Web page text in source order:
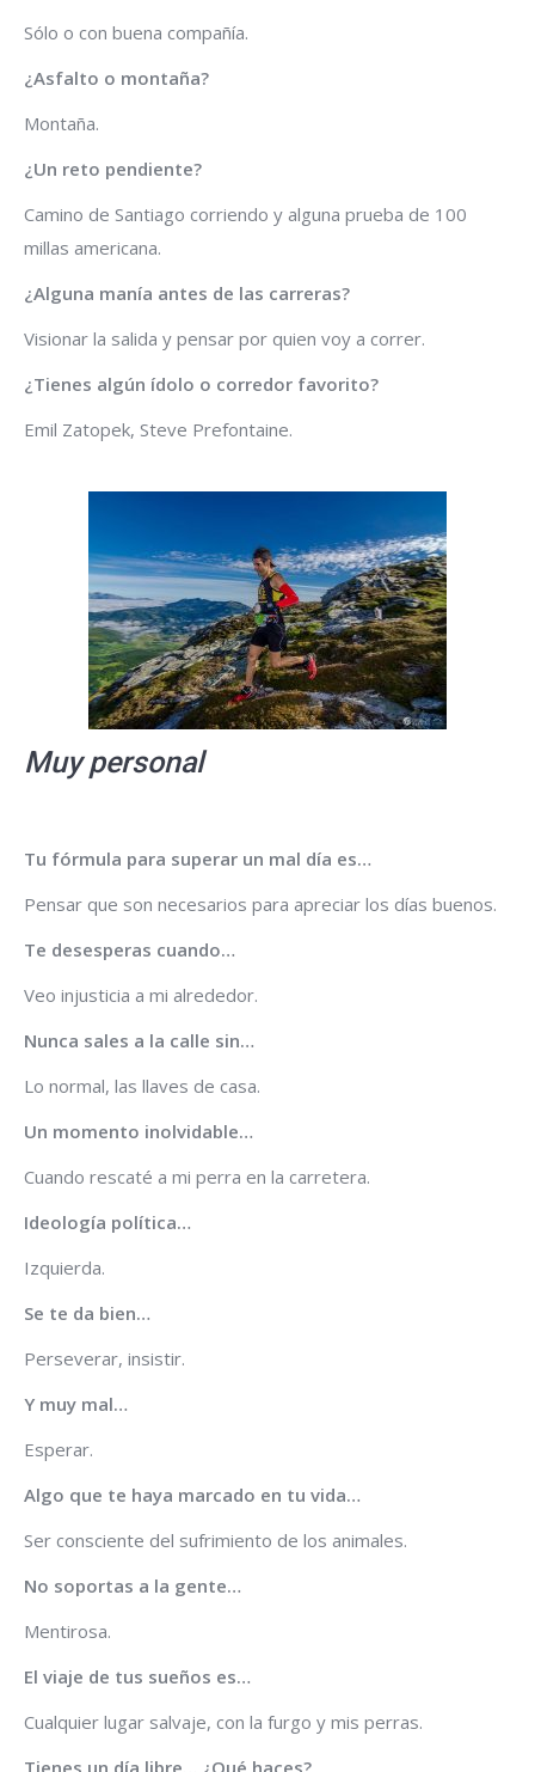
Sólo o con buena compañía.
¿Asfalto o montaña?
Montaña.
¿Un reto pendiente?
Camino de Santiago corriendo y alguna prueba de 100
millas americana.
¿Alguna manía antes de las carreras?
Visionar la salida y pensar por quien voy a correr.
¿Tienes algún ídolo o corredor favorito?
Emil Zatopek, Steve Prefontaine.
Muy personal
Tu fórmula para superar un mal día es…
Pensar que son necesarios para apreciar los días buenos.
Te desesperas cuando…
Veo injusticia a mi alrededor.
Nunca sales a la calle sin…
Lo normal, las llaves de casa.
Un momento inolvidable…
Cuando rescaté a mi perra en la carretera.
Ideología política…
Izquierda.
Se te da bien…
Perseverar, insistir.
Y muy mal…
Esperar.
Algo que te haya marcado en tu vida…
Ser consciente del sufrimiento de los animales.
No soportas a la gente…
Mentirosa.
El viaje de tus sueños es…
Cualquier lugar salvaje, con la furgo y mis perras.
Tienes un día libre… ¿Qué haces?